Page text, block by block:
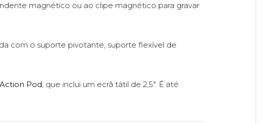
magnético ou ao clipe magnético para gravar
com o suporte pivotante, suporte flexível de
Action Pod, que inclui um ecrã tátil de 2,5". É até